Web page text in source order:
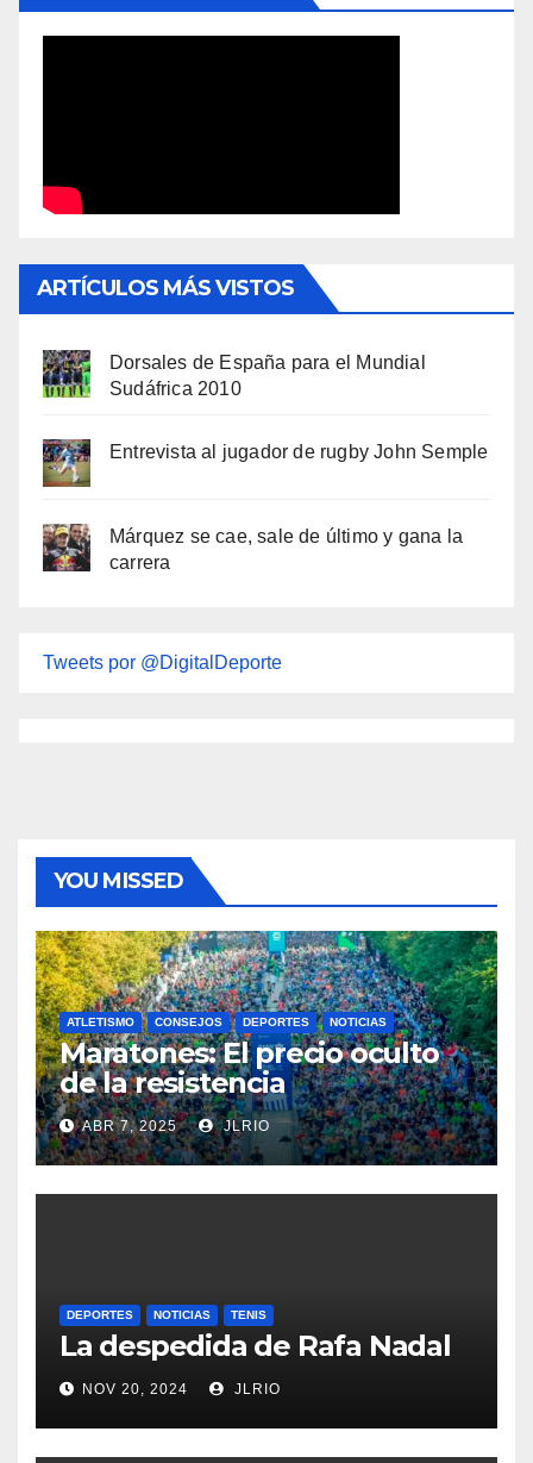
ARTÍCULOS MÁS VISTOS
Dorsales de España para el Mundial
Sudáfrica 2010
Entrevista al jugador de rugby John Semple
Márquez se cae, sale de último y gana la
carrera
Tweets por @DigitalDeporte
YOU MISSED
ATLETISMO CONSEJOS DEPORTES NOTICIAS
Maratones: El precio oculto
de la resistencia
ABR 7, 2025 JLRIO
DEPORTES NOTICIAS TENIS
La despedida de Rafa Nadal
NOV 20, 2024 JLRIO